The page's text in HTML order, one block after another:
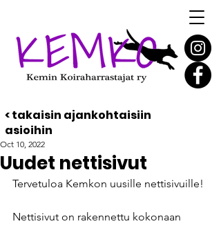
< takaisin ajankohtaisiin
asioihin
Uudet nettisivut
Oct 10, 2022
Tervetuloa Kemkon uusille nettisivuille!
Nettisivut on rakennettu kokonaan